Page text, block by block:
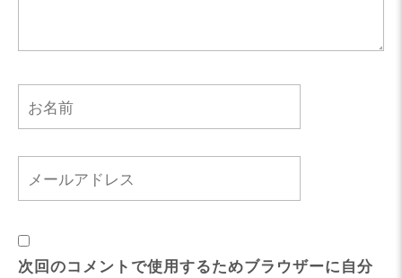
次回のコメントで使用するためブラウザーに自分